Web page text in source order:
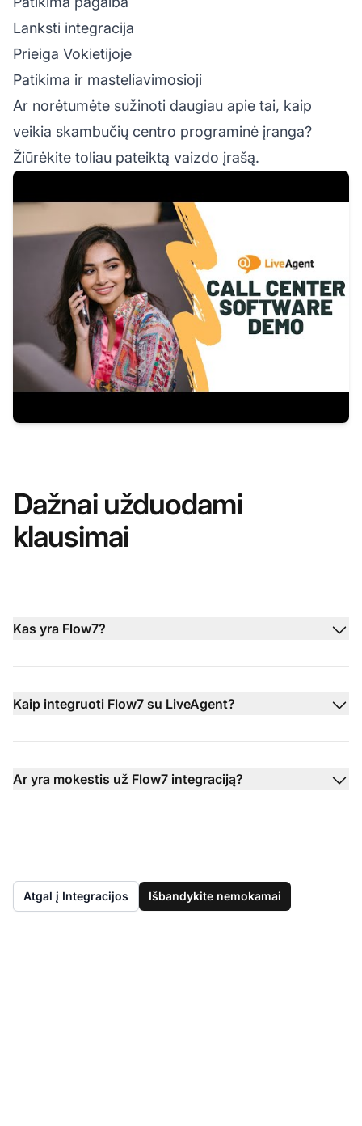
Lanksti integracija
Prieiga Vokietijoje
Patikima ir masteliavimosioji
Ar norėtumėte sužinoti daugiau apie tai, kaip
veikia skambučių centro programinė įranga?
Žiūrėkite toliau pateiktą vaizdo įrašą.
Dažnai užduodami
klausimai
Kas yra Flow7?
Kaip integruoti Flow7 su LiveAgent?
Ar yra mokestis už Flow7 integraciją?
Atgal į Integracijos Išbandykite nemokamai